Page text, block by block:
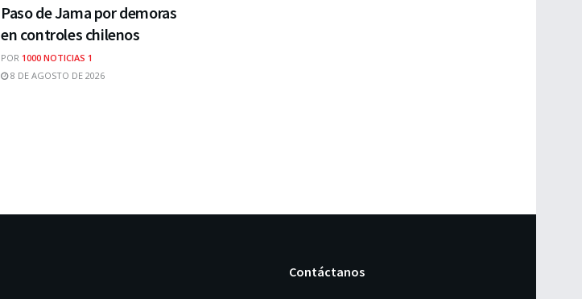
Paso de Jama por demoras
en controles chilenos
POR 1000 NOTICIAS 1
8 DE AGOSTO DE 2026
Contáctanos